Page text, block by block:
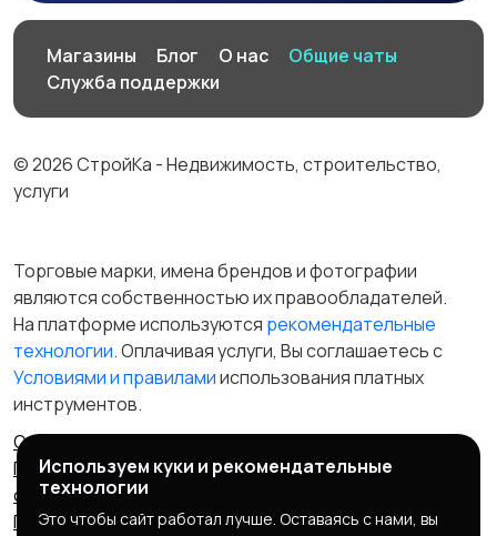
Магазины Блог О нас
Общие чаты
Служба поддержки
© 2026 СтройКа - Недвижимость, строительство,
услуги
Торговые марки, имена брендов и фотографии
являются собственностью их правообладателей.
На платформе используются рекомендательные
технологии. Оплачивая услуги, Вы соглашаетесь c
Условиями и правиламииспользования платных
инструментов.
Отказ от ответственности
Правила сервиса
Политика конфиденциальности
Пользовательское
соглашение
Запрещенные товары/услуги
Правообладателям
Партнерская программа
Используем куки и рекомендательные
технологии
Это чтобы сайт работал лучше. Оставаясь с нами, вы